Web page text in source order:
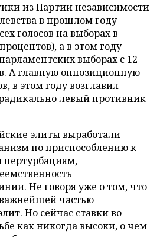
из Партии независимости
в прошлом году
голосов на выборах в
а в этом году
выборах с 12
А главную оппозиционную
в этом году возглавил
левый противник
элиты выработали
по приспособлению к
Не говоря уже о том, что
частью
Но сейчас ставки во
как никогда высоки, о чем